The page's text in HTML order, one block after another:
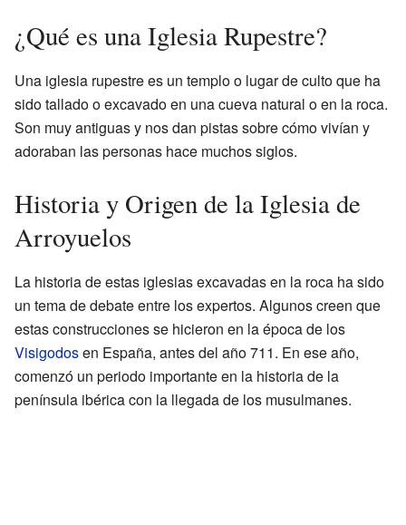
¿Qué es una Iglesia Rupestre?
Una iglesia rupestre es un templo o lugar de culto que ha
sido tallado o excavado en una cueva natural o en la roca.
Son muy antiguas y nos dan pistas sobre cómo vivían y
adoraban las personas hace muchos siglos.
Historia y Origen de la Iglesia de
Arroyuelos
La historia de estas iglesias excavadas en la roca ha sido
un tema de debate entre los expertos. Algunos creen que
estas construcciones se hicieron en la época de los
Visigodosen España, antes del año 711. En ese año,
comenzó un periodo importante en la historia de la
península ibérica con la llegada de los musulmanes.